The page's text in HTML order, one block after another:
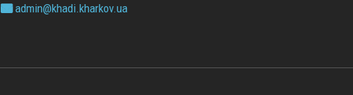
admin@khadi.kharkov.ua